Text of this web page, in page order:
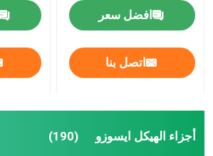
افضل سعر
اتصل بنا
أجزاء الهيكل ايسوزو (190)